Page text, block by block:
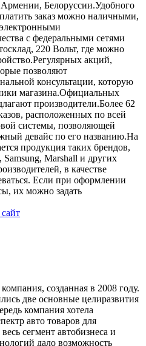
Белоруссии.Удобного
заказ можно наличными,
с федеральными сетями
220 Вольт, где можно
акций,
позволяют
консультации, которую
магазина.Официальных
производители.Более 62
расположенных по всей
системы, позволяющей
девайс по его названию.На
продукция таких брендов,
Marshall и других
в качестве
Если при оформлении
их можно задать
созданная в 2008 году.
две основные целиразвития
компания хотела
авто товаров для
сегмент автобизнеса и
дало возможность